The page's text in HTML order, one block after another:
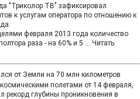
"Триколор ТВ" зафиксировал
к услугам оператора по отношению к
февраля 2013 года количество
раза - на 60% и 5 ... Читать
от Земли на 70 млн километров
полетами от 14 февраля,
рекорд глубины проникновения в